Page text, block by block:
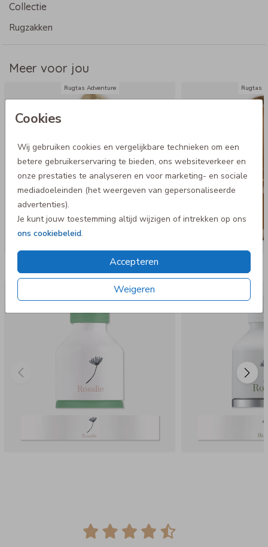
Cookies
Wij gebruiken cookies en vergelijkbare technieken om een
betere gebruikerservaring te bieden, ons websiteverkeer en
onze prestaties te analyseren en voor marketing- en sociale
mediadoeleinden (het weergeven van gepersonaliseerde
advertenties).
Je kunt jouw toestemming altijd wijzigen of intrekken op ons
ons cookiebeleid.
Accepteren
Weigeren
- Een hoofdvak met rits, een binnenvakje en twee vakjes
aan de zijkant
- Niet geschikt voor in de wasmachine
Collectie
Rugzakken
Meer voor jou
Rugtas Adventure Rugtas
Nog meer in deze stijl